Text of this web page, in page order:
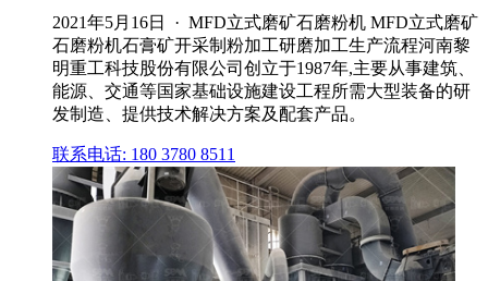
2021年5月16日 · MFD立式磨矿石磨粉机 MFD立式磨矿
石磨粉机石膏矿开采制粉加工研磨加工生产流程河南黎
明重工科技股份有限公司创立于1987年,主要从事建筑、
能源、交通等国家基础设施建设工程所需大型装备的研
发制造、提供技术解决方案及配套产品。
联系电话: 180 3780 8511